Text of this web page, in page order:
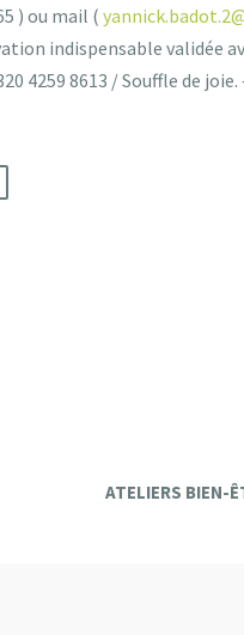
) ou mail (
indispensable validée
4259 8613 / Souffle de
ATELIERS BIEN-